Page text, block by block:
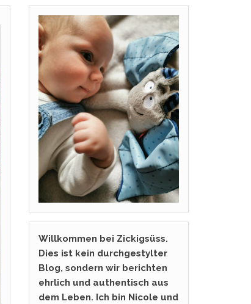
Willkommen bei Zickigsüss.
Dies ist kein durchgestylter
Blog, sondern wir berichten
ehrlich und authentisch aus
dem Leben. Ich bin Nicole und